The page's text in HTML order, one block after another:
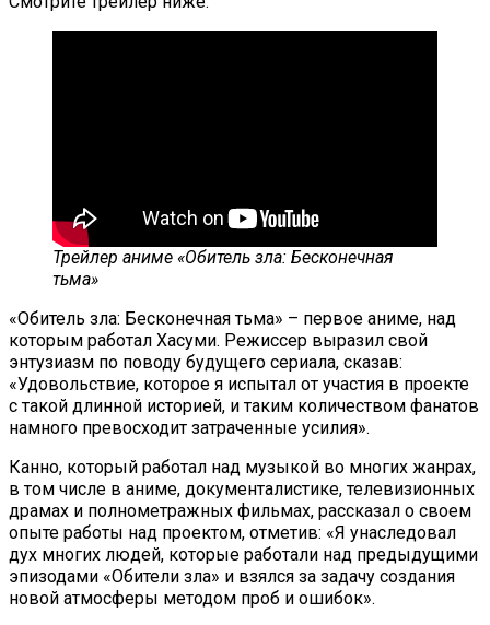
Трейлер аниме «Обитель зла: Бесконечная
тьма»
«Обитель зла: Бесконечная тьма» – первое аниме, над
которым работал Хасуми. Режиссер выразил свой
энтузиазм по поводу будущего сериала, сказав:
«Удовольствие, которое я испытал от участия в проекте
с такой длинной историей, и таким количеством фанатов
намного превосходит затраченные усилия».
Канно, который работал над музыкой во многих жанрах,
в том числе в аниме, документалистике, телевизионных
драмах и полнометражных фильмах, рассказал о своем
опыте работы над проектом, отметив: «Я унаследовал
дух многих людей, которые работали над предыдущими
эпизодами «Обители зла» и взялся за задачу создания
новой атмосферы методом проб и ошибок».